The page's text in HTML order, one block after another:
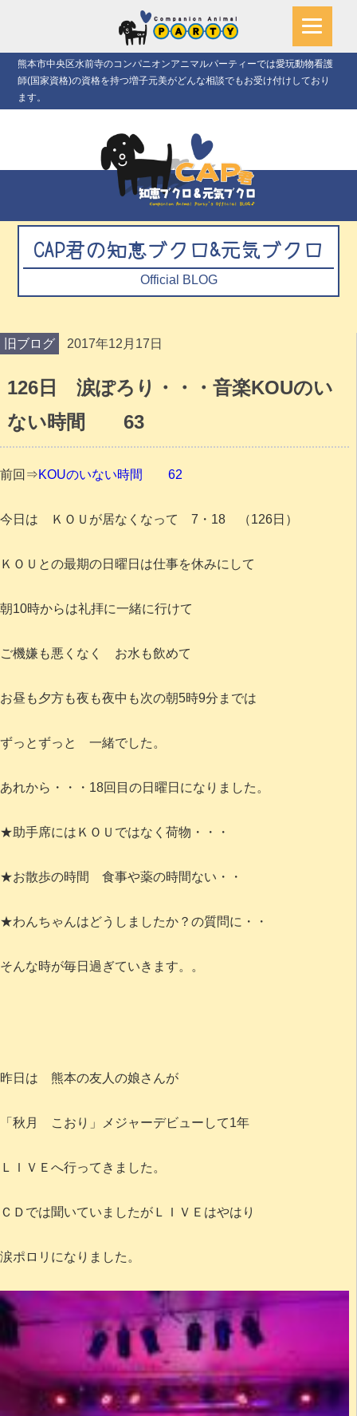
熊本市中央区水前寺のコンパニオンアニマルパーティーでは愛玩動物看護
師(国家資格)の資格を持つ増子元美がどんな相談でもお受け付けしており
ます。
CAP君の知恵ブクロ&元気ブクロ
Official BLOG
旧ブログ 2017年12月17日
126日 涙ぽろり・・・音楽KOUのい
ない時間 63
前回⇒KOUのいない時間 62
今日は ＫＯＵが居なくなって 7・18 （126日）
ＫＯＵとの最期の日曜日は仕事を休みにして
朝10時からは礼拝に一緒に行けて
ご機嫌も悪くなく お水も飲めて
お昼も夕方も夜も夜中も次の朝5時9分までは
ずっとずっと 一緒でした。
あれから・・・18回目の日曜日になりました。
★助手席にはＫＯＵではなく荷物・・・
★お散歩の時間 食事や薬の時間ない・・
★わんちゃんはどうしましたか？の質問に・・
そんな時が毎日過ぎていきます。。
昨日は 熊本の友人の娘さんが
「秋月 こおり」メジャーデビューして1年
ＬＩＶＥへ行ってきました。
ＣＤでは聞いていましたがＬＩＶＥはやはり
涙ポロリになりました。